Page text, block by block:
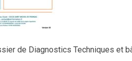
de Diagnostics Techniques et